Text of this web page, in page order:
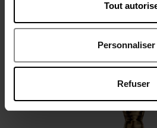
Tout
Personnaliser
Refuser
Beleid inzake
Nog iets